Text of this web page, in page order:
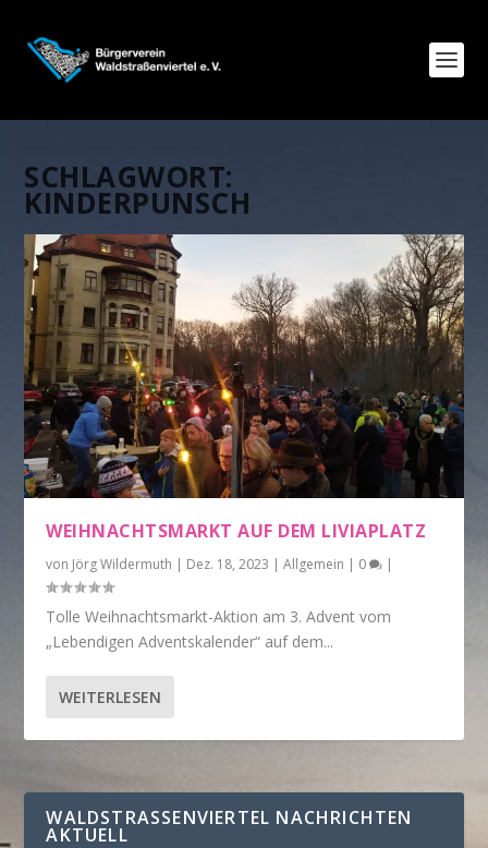
SCHLAGWORT:
KINDERPUNSCH
WEIHNACHTSMARKT AUF DEM LIVIAPLATZ
von Jörg Wildermuth | Dez. 18, 2023 |Allgemein | 0 |
Tolle Weihnachtsmarkt-Aktion am 3. Advent vom
„Lebendigen Adventskalender“ auf dem...
WEITERLESEN
WALDSTRASSENVIERTEL NACHRICHTEN A
KTUELL